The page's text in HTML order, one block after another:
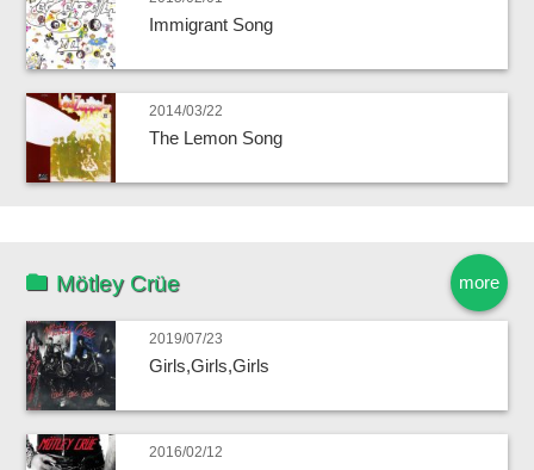
Immigrant Song
2014/03/22
The Lemon Song
more
Mötley Crüe
2019/07/23
Girls,Girls,Girls
2016/02/12